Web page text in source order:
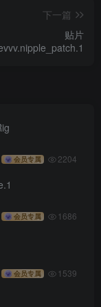
下一篇
贴片
会员专属 2204
会员专属 1686
会员专属 1539